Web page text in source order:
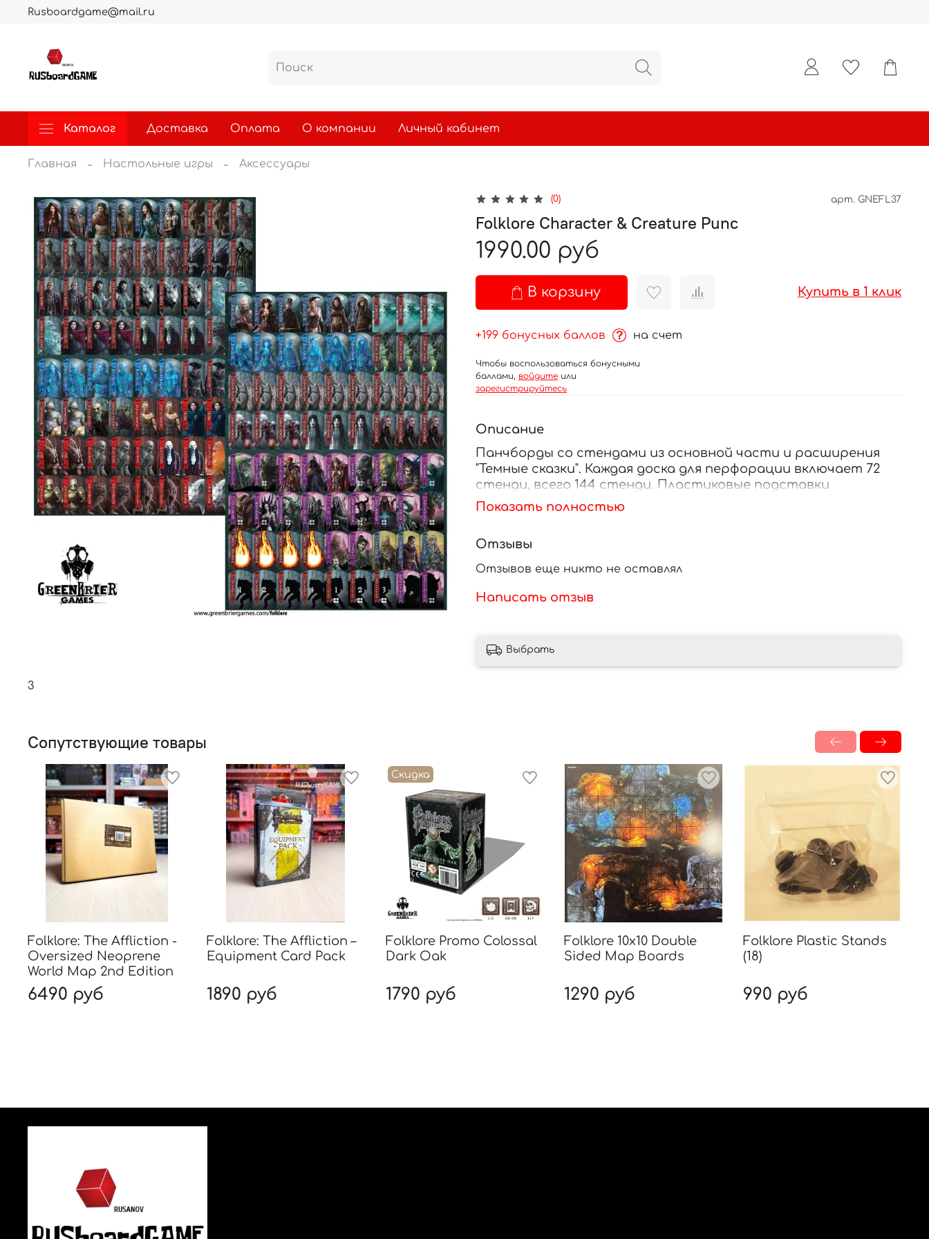
Rusboardgame@mail.ru
Каталог Доставка Оплата О компании Личный кабинет
Главная Настольные игры Аксессуары
(0) арт. GNEFL37
Folklore Character & Creature Punc
1990.00 руб
В корзину Купить в 1 клик
+199 бонусных баллов на счет
Чтобы воспользоваться бонусными
баллами, войдите или
зарегистрируйтесь
Описание
Панчборды со стендами из основной части и расширения
"Темные сказки". Каждая доска для перфорации включает 72
стенди, всего 144 стенди. Пластиковые подставки
продаются отдельно в упаковках по 18 штук.
расширения Dark tales. Каждая доска для перфорации
включает 72 стенди, всего 144 стенди. Пластиковые
Показать полностью
Отзывы
Отзывов еще никто не оставлял
Написать отзыв
Выбрать
3
Сопутствующие товары
Folklore: The Affliction -
Oversized Neoprene
World Map 2nd Edition
6490 руб
Folklore: The Affliction –
Equipment Card Pack
1890 руб
Скидка
Folklore Promo Colossal
Dark Oak
1790 руб
Folklore 10x10 Double
Sided Map Boards
1290 руб
Folklore Plastic Stands
(18)
990 руб